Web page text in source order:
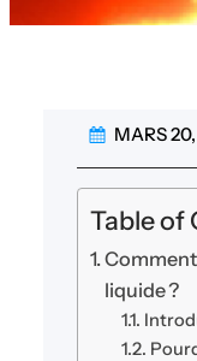
MARS
Table of
liquide ?